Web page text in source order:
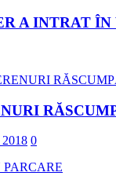
A INTRAT
2018 0